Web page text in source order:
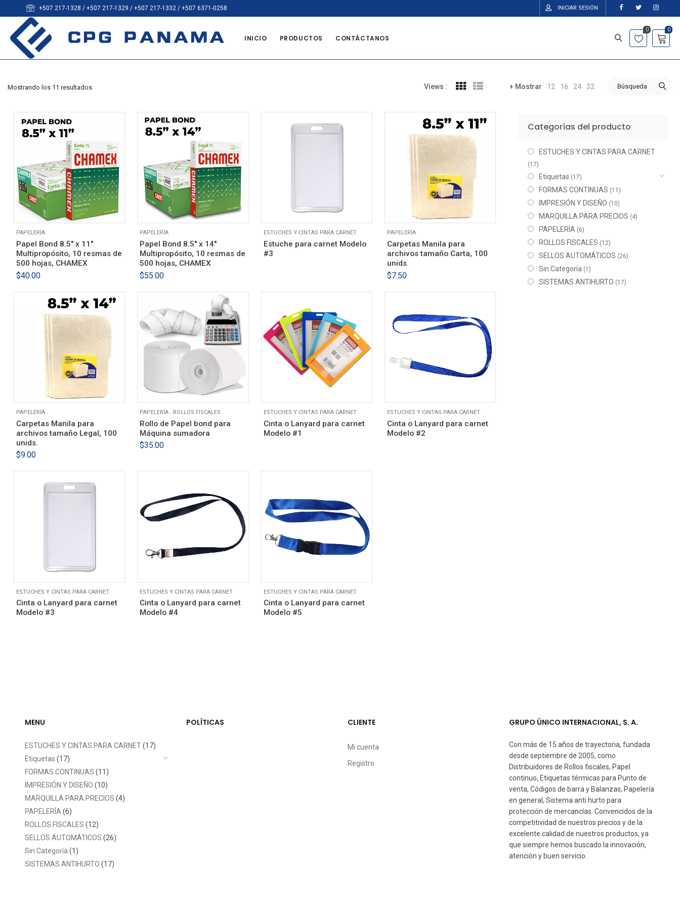
+507 217-1328 / +507 217-1329 / +507 217-1332 / +507 6371-0258 INICIAR SESIÓN
0
0
INICIO PRODUCTOS CONTÁCTANOS
Mostrando los 11 resultados Views : + Mostrar 12 16 24 32 Búsqueda
PAPELERÍA
Papel Bond 8.5″ x 11″
Multipropósito, 10 resmas de
500 hojas, CHAMEX
$40.00
PAPELERÍA
Papel Bond 8.5″ x 14″
Multipropósito, 10 resmas de
500 hojas, CHAMEX
$55.00
ESTUCHES Y CINTAS PARA CARNET
Estuche para carnet Modelo
#3
PAPELERÍA
Carpetas Manila para
archivos tamaño Carta, 100
unids.
$7.50
PAPELERÍA
Carpetas Manila para
archivos tamaño Legal, 100
unids.
$9.00
PAPELERÍA . ROLLOS FISCALES
Rollo de Papel bond para
Máquina sumadora
$35.00
ESTUCHES Y CINTAS PARA CARNET
Cinta o Lanyard para carnet
Modelo #1
ESTUCHES Y CINTAS PARA CARNET
Cinta o Lanyard para carnet
Modelo #2
ESTUCHES Y CINTAS PARA CARNET
Cinta o Lanyard para carnet
Modelo #3
ESTUCHES Y CINTAS PARA CARNET
Cinta o Lanyard para carnet
Modelo #4
ESTUCHES Y CINTAS PARA CARNET
Cinta o Lanyard para carnet
Modelo #5
Categorías del producto
ESTUCHES Y CINTAS PARA CARNET
(17)
Etiquetas (17)
FORMAS CONTINUAS (11)
IMPRESIÓN Y DISEÑO (10)
MARQUILLA PARA PRECIOS (4)
PAPELERÍA (6)
ROLLOS FISCALES (12)
SELLOS AUTOMÁTICOS (26)
Sin Categoría (1)
SISTEMAS ANTIHURTO (17)
MENU
ESTUCHES Y CINTAS PARA CARNET (17)
Etiquetas (17)
FORMAS CONTINUAS (11)
IMPRESIÓN Y DISEÑO (10)
MARQUILLA PARA PRECIOS (4)
PAPELERÍA (6)
ROLLOS FISCALES (12)
SELLOS AUTOMÁTICOS (26)
Sin Categoría (1)
SISTEMAS ANTIHURTO (17)
POLÍTICAS CLIENTE
Mi cuenta
Registro
GRUPO ÚNICO INTERNACIONAL, S. A.
Con más de 15 años de trayectoria, fundada
desde septiembre de 2005, como
Distribuidores de Rollos fiscales, Papel
continuo, Etiquetas térmicas para Punto de
venta, Códigos de barra y Balanzas, Papelería
en general, Sistema anti hurto para
protección de mercancías. Convencidos de la
competitividad de nuestros precios y de la
excelente calidad de nuestros productos, ya
que siempre hemos buscado la innovación,
atención y buen servicio.